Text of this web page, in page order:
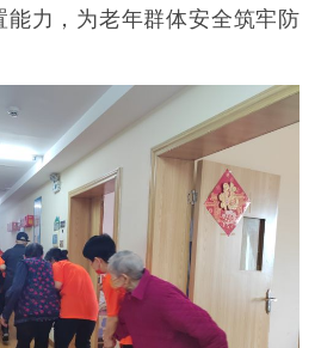
能力，为老年群体安全筑牢防